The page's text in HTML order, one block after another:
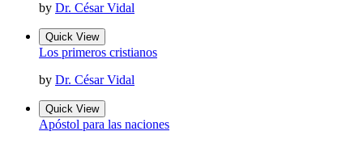
by Dr. César Vidal
Quick View
Los primeros cristianos
by Dr. César Vidal
Quick View
Apóstol para las naciones